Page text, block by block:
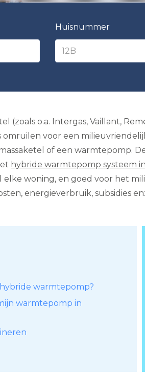
Huisnummer
o.a. Intergas, Vaillant,
voor een
of een warmtepomp.
hybride warmtepomp systeem
elke woning, en goed voor het
energieverbruik, subsidies
warmtepomp?
warmtepomp in